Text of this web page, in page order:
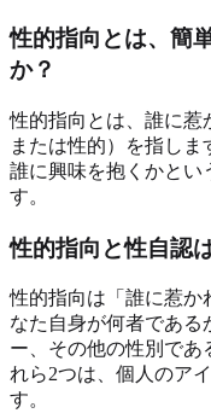
性的指向とは、簡
か？
性的指向とは、誰に惹
または性的）を指しま
誰に興味を抱くかとい
す。
性的指向と性自認
性的指向は「誰に惹か
なた自身が何者であ
ー、その他の性別であ
れら2つは、個人のア
す。